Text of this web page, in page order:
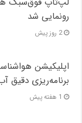
رونمایی شد
2 روز پیش
اپلیکیشن
برنامه‌ریزی دقیق
1 هفته پیش